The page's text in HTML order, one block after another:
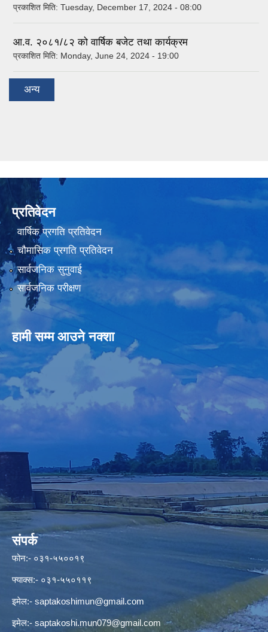
प्रकाशित मिति: Tuesday, December 17, 2024 - 08:00
आ.व. २०८१/८२ को वार्षिक बजेट तथा कार्यक्रम
प्रकाशित मिति: Monday, June 24, 2024 - 19:00
अन्य
प्रतिवेदन
वार्षिक प्रगति प्रतिवेदन
चौमासिक प्रगति प्रतिवेदन
सार्वजनिक सुनुवाई
सार्वजनिक परीक्षण
हामी सम्म आउने नक्शा
संपर्क
फोन:- ०३१-५५००१९
फ्याक्स:- ०३१-५५०११९
इमेल:- saptakoshimun@gmail.com
इमेल:- saptakoshi.mun079@gmail.com